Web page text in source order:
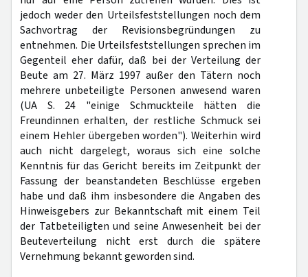
jedoch weder den Urteilsfeststellungen noch dem
Sachvortrag der Revisionsbegründungen zu
entnehmen. Die Urteilsfeststellungen sprechen im
Gegenteil eher dafür, daß bei der Verteilung der
Beute am 27. März 1997 außer den Tätern noch
mehrere unbeteiligte Personen anwesend waren
(UA S. 24 "einige Schmuckteile hätten die
Freundinnen erhalten, der restliche Schmuck sei
einem Hehler übergeben worden"). Weiterhin wird
auch nicht dargelegt, woraus sich eine solche
Kenntnis für das Gericht bereits im Zeitpunkt der
Fassung der beanstandeten Beschlüsse ergeben
habe und daß ihm insbesondere die Angaben des
Hinweisgebers zur Bekanntschaft mit einem Teil
der Tatbeteiligten und seine Anwesenheit bei der
Beuteverteilung nicht erst durch die spätere
Vernehmung bekannt geworden sind.